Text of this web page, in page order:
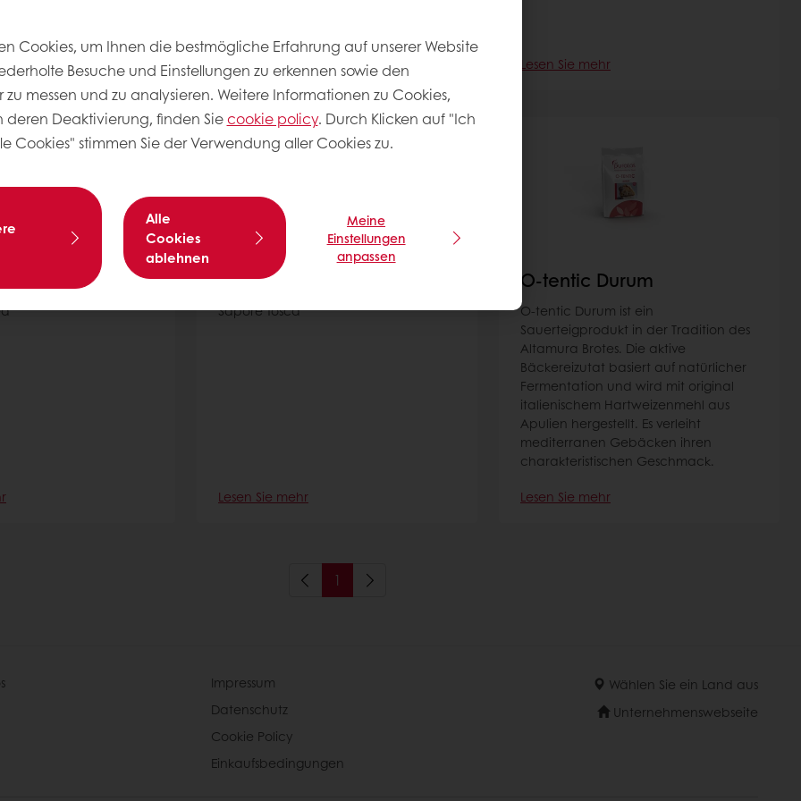
Lesen Sie mehr Lesen Sie mehr
Sapore Tosca
Sapore Tosca
Lesen Sie mehr
O-tentic Durum
O-tentic Durum ist ein
Sauerteigprodukt in der Tradition des
Altamura Brotes. Die aktive
Bäckereizutat basiert auf natürlicher
Fermentation und wird mit original
italienischem Hartweizenmehl aus
Apulien hergestellt. Es verleiht
mediterranen Gebäcken ihren
charakteristischen Geschmack.
Lesen Sie mehr
1
Cookies, um Ihnen die bestmögliche Erfahrung auf unserer Website
Besuche und Einstellungen zu erkennen sowie den
zu messen und zu analysieren. Weitere Informationen zu Cookies,
deren Deaktivierung, finden Siecookie policy. Durch Klicken auf "Ich
Cookies" stimmen Sie der Verwendung aller Cookies zu.
Alle
Cookies
ablehnen
Meine
Einstellungen
anpassen
Impressum
Datenschutz
Cookie Policy
Einkaufsbedingungen
Wählen Sie ein Land aus
Unternehmenswebseite